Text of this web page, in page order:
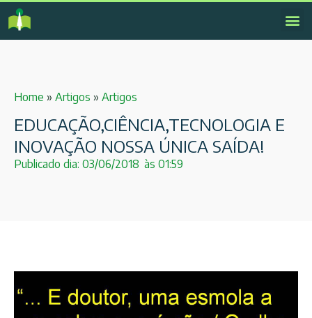
Home » Artigos » Artigos
EDUCAÇÃO,CIÊNCIA,TECNOLOGIA E
INOVAÇÃO NOSSA ÚNICA SAÍDA!
Publicado dia: 03/06/2018 às 01:59